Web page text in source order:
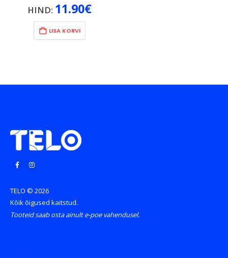
HIND: 11.90€
LISA KORVI
TELO © 2026
Kõik õigused kaitstud.
Tooteid saab osta ainult e-poe vahendusel.